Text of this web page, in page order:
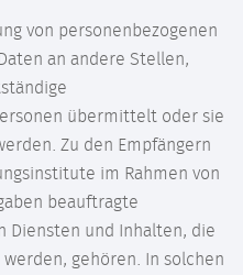
von personenbezogenen
an andere Stellen,
übermittelt oder sie
Zu den Empfängern
im Rahmen von
beauftragte
Diensten und Inhalten, die
gehören. In solchen